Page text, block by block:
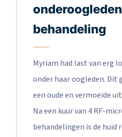
onderoogleden
behandeling
Myriam had last van erg
onder haar oogleden. Dit
een oude en vermoeide
Na een kuur van 4 RF-
behandelingen is de huid